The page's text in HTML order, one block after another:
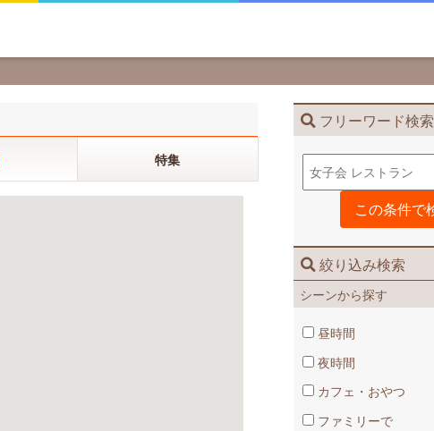
フリーワード検索
絞り込み検索
シーンから探す
昼時間
夜時間
カフェ・おやつ
ファミリーで
特集